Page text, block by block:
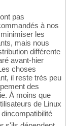
pas
à nos
les
mais nous
différente
avant-hier
choses
il reste très peu
des
À moins que
de Linux